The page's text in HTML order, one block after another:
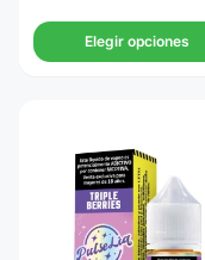
Elegir opciones